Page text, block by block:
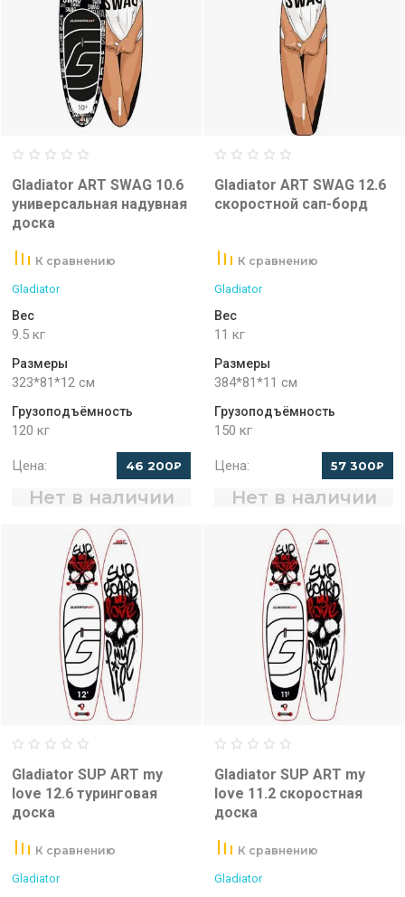
Gladiator ART SWAG 10.6
универсальная надувная
доска
К сравнению
Gladiator
Вес
9.5 кг
Размеры
323*81*12 см
Грузоподъёмность
120 кг
Цена: 46 200₽
Нет в наличии
Gladiator ART SWAG 12.6
скоростной сап-борд
К сравнению
Gladiator
Вес
11 кг
Размеры
384*81*11 см
Грузоподъёмность
150 кг
Цена: 57 300₽
Нет в наличии
Gladiator SUP ART my
love 12.6 туринговая
доска
К сравнению
Gladiator
Gladiator SUP ART my
love 11.2 скоростная
доска
К сравнению
Gladiator